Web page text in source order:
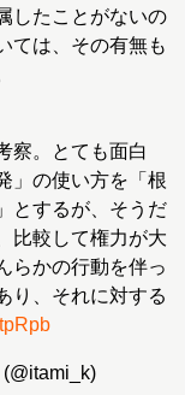
したことがないの
ては、その有無も
察。とても面白
」の使い方を「根
とするが、そうだ
比較して権力が大
らかの行動を伴っ
り、それに対する